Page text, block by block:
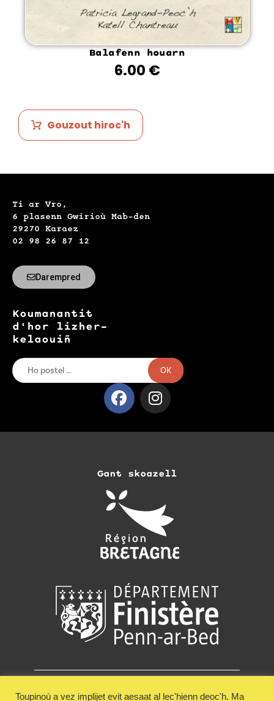
Balafenn houarn
6.00 €
Gouzout hiroc'h
Ti ar Vro,
6 plasenn Gwirioù Mab-den
29270 Karaez
02 98 26 87 12
Darempred
Koumanantit
d'hor lizher-
kelaouiñ
OK
Gant skoazell
Toupinoù a vez implijet evit aesaat al lec'hienn deoc'h. Ma